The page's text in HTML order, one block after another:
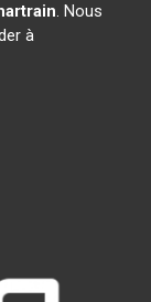
. Nous
à